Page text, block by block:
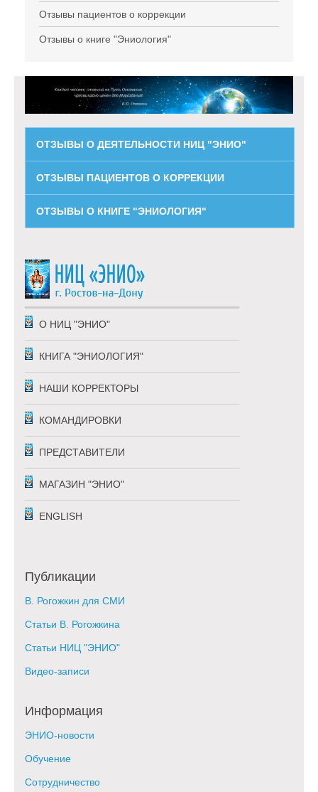
Отзывы пациентов о коррекции
Отзывы о книге "Эниология"
ОТЗЫВЫ О ДЕЯТЕЛЬНОСТИ НИЦ "ЭНИО"
ОТЗЫВЫ ПАЦИЕНТОВ О КОРРЕКЦИИ
ОТЗЫВЫ О КНИГЕ "ЭНИОЛОГИЯ"
О НИЦ "ЭНИО"
КНИГА "ЭНИОЛОГИЯ"
НАШИ КОРРЕКТОРЫ
КОМАНДИРОВКИ
ПРЕДСТАВИТЕЛИ
МАГАЗИН "ЭНИО"
ENGLISH
Публикации
В. Рогожкин для СМИ
Статьи В. Рогожкина
Статьи НИЦ "ЭНИО"
Видео-записи
Информация
ЭНИО-новости
Обучение
Сотрудничество